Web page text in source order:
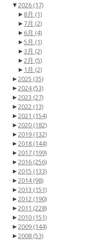
▼2026 (17)
► 8月 (1)
► 7月 (2)
► 6月 (4)
►5月 (1)
►3月 (2)
►2月 (5)
► 1月 (2)
►2025 (35)
►2024(53)
►2023 (27)
►2022 (13)
►2021 (154)
►2020 (182)
►2019 (132)
►2018 (144)
►2017 (199)
►2016 (256)
►2015 (133)
►2014(98)
►2013 (151)
►2012 (190)
►2011 (228)
►2010 (151)
►2009 (144)
►2008 (53)